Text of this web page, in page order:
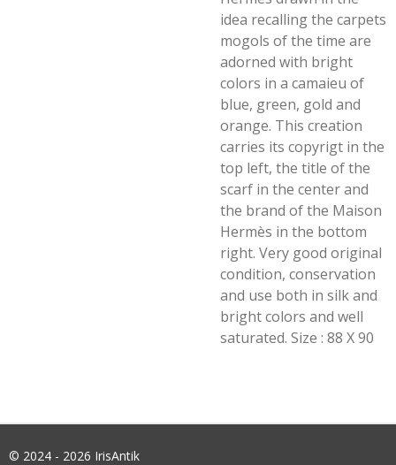
idea recalling the carpets
mogols of the time are
adorned with bright
colors in a camaieu of
blue, green, gold and
orange. This creation
carries its copyrigt in the
top left, the title of the
scarf in the center and
the brand of the Maison
Hermès in the bottom
right. Very good original
condition, conservation
and use both in silk and
bright colors and well
saturated. Size : 88 X 90
© 2024 - 2026 IrisAntik